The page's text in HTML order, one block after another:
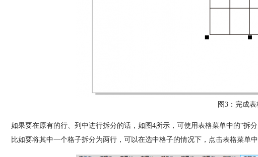
图3：完成
如果要在原有的行、列中进行拆分的话，如图4所示，可使用表格菜单中的“拆
比如要将其中一个格子拆分为两行，可以在选中格子的情况下，点击表格菜单